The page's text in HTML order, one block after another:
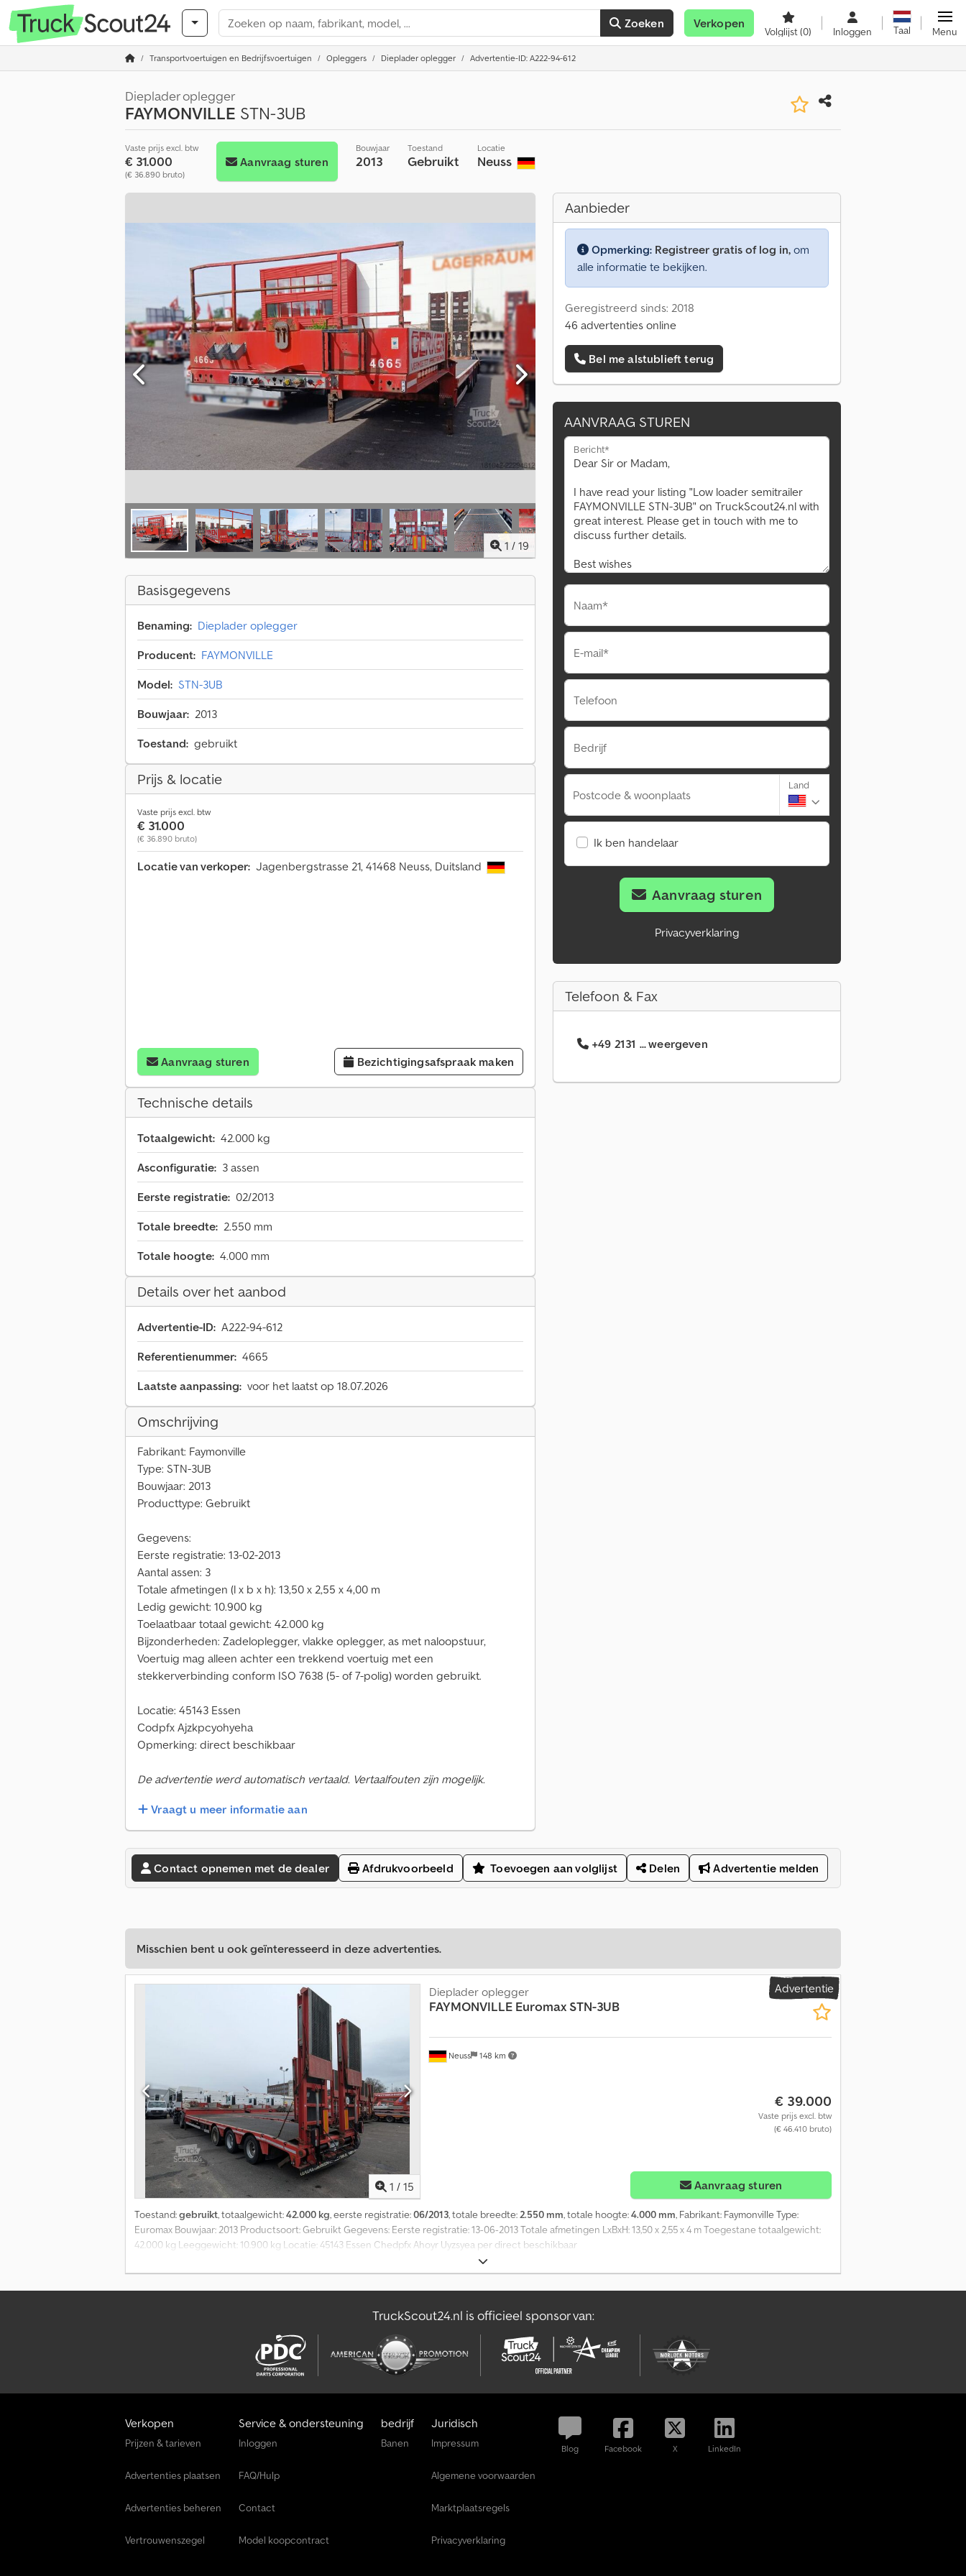
Zoeken Verkopen
Volglijst(0) Inloggen Taal Menu
Transportvoertuigen en Bedrijfsvoertuigen Opleggers Dieplader oplegger Advertentie-ID: A222-94-612
Dieplader oplegger
FAYMONVILLE STN-3UB
Vaste prijs excl. btw
€ 31.000
(€ 36.890 bruto)
Aanvraag sturen
Bouwjaar
2013
Toestand
Gebruikt
Locatie
Neuss
1 / 19
Basisgegevens
Benaming: Dieplader oplegger
Producent: FAYMONVILLE
Model: STN-3UB
Bouwjaar: 2013
Toestand: gebruikt
Prijs & locatie
Vaste prijs excl. btw
€ 31.000
(€ 36.890 bruto)
Locatie van verkoper: Jagenbergstrasse 21, 41468 Neuss, Duitsland
Aanvraag sturen Bezichtigingsafspraak maken
Technische details
Totaalgewicht: 42.000 kg
Asconfiguratie: 3 assen
Eerste registratie: 02/2013
Totale breedte: 2.550 mm
Totale hoogte: 4.000 mm
Details over het aanbod
Advertentie-ID: A222-94-612
Referentienummer: 4665
Laatste aanpassing: voor het laatst op 18.07.2026
Omschrijving
Fabrikant: Faymonville
Type: STN-3UB
Bouwjaar: 2013
Producttype: Gebruikt
Gegevens:
Eerste registratie: 13-02-2013
Aantal assen: 3
Totale afmetingen (l x b x h): 13,50 x 2,55 x 4,00 m
Ledig gewicht: 10.900 kg
Toelaatbaar totaal gewicht: 42.000 kg
Bijzonderheden: Zadeloplegger, vlakke oplegger, as met naloopstuur,
Voertuig mag alleen achter een trekkend voertuig met een
stekkerverbinding conform ISO 7638 (5- of 7-polig) worden gebruikt.
Locatie: 45143 Essen
Codpfx Ajzkpcyohyeha
Opmerking: direct beschikbaar
De advertentie werd automatisch vertaald. Vertaalfouten zijn mogelijk.
Vraagt u meer informatie aan
Aanbieder
Opmerking: Registreer gratis of log in, om
alle informatie te bekijken.
Geregistreerd sinds: 2018
46 advertenties online
Bel me alstublieft terug
AANVRAAG STUREN
Bericht*
Naam*
E-mail*
Telefoon
Bedrijf
Postcode & woonplaats
Land
Ik ben handelaar
Aanvraag sturen
Privacyverklaring
Telefoon & Fax
+49 2131 ... weergeven
Contact opnemen met de dealer Afdrukvoorbeeld Toevoegen aan volglijst Delen Advertentie melden
Misschien bent u ook geïnteresseerd in deze advertenties.
Advertentie
1 / 15
Neuss 148 km
Dieplader oplegger
FAYMONVILLE Euromax STN-3UB
€ 39.000
Vaste prijs excl. btw
(€ 46.410 bruto)
Aanvraag sturen
Toestand:gebruikt, totaalgewicht:42.000 kg, eerste registratie:06/2013, totale breedte:2.550 mm, totale hoogte:4.000 mm, Fabrikant: Faymonville Type:
Euromax Bouwjaar: 2013 Productsoort: Gebruikt Gegevens: Eerste registratie: 13-06-2013 Totale afmetingen LxBxH: 13,50 x 2,55 x 4 m Toegestane totaalgewicht:
42.000 kg Leeggewicht: 10.900 kg Locatie: 45143 Essen Chedpfx Ahoyr Uyzsyea per direct beschikbaar
TruckScout24.nl is officieel sponsor van:
Verkopen
Prijzen & tarieven
Advertenties plaatsen
Advertenties beheren
Vertrouwenszegel
Service & ondersteuning
Inloggen
FAQ/Hulp
Contact
Model koopcontract
bedrijf
Banen
Juridisch
Impressum
Algemene voorwaarden
Marktplaatsregels
Privacyverklaring
Blog Facebook X LinkedIn